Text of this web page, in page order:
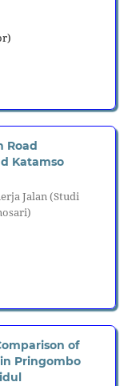
Road
Katamso
Jalan (Studi
of
Pringombo